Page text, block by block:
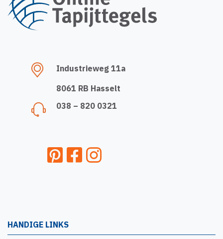
Industrieweg 11a
8061 RB Hasselt
038 – 820 0321
HANDIGE LINKS